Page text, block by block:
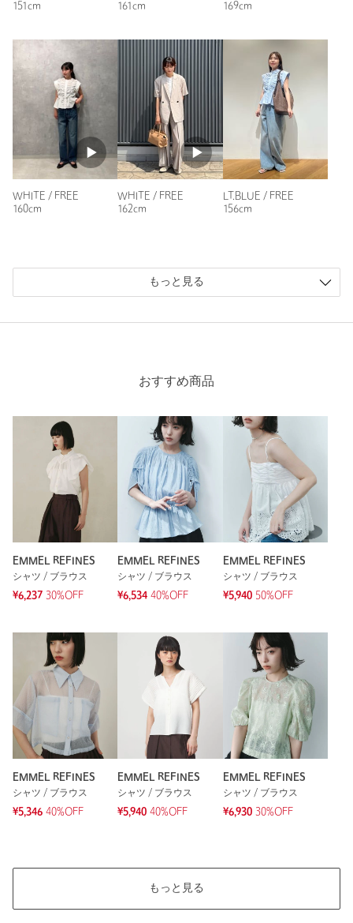
151cm
161cm
169cm
WHITE / FREE
160cm
WHITE / FREE
162cm
LT.BLUE / FREE
156cm
もっと見る
おすすめ商品
EMMEL REFINES
シャツ / ブラウス
¥6,237 30%OFF
EMMEL REFINES
シャツ / ブラウス
¥6,534 40%OFF
EMMEL REFINES
シャツ / ブラウス
¥5,940 50%OFF
EMMEL REFINES
シャツ / ブラウス
¥5,346 40%OFF
EMMEL REFINES
シャツ / ブラウス
¥5,940 40%OFF
EMMEL REFINES
シャツ / ブラウス
¥6,930 30%OFF
もっと見る